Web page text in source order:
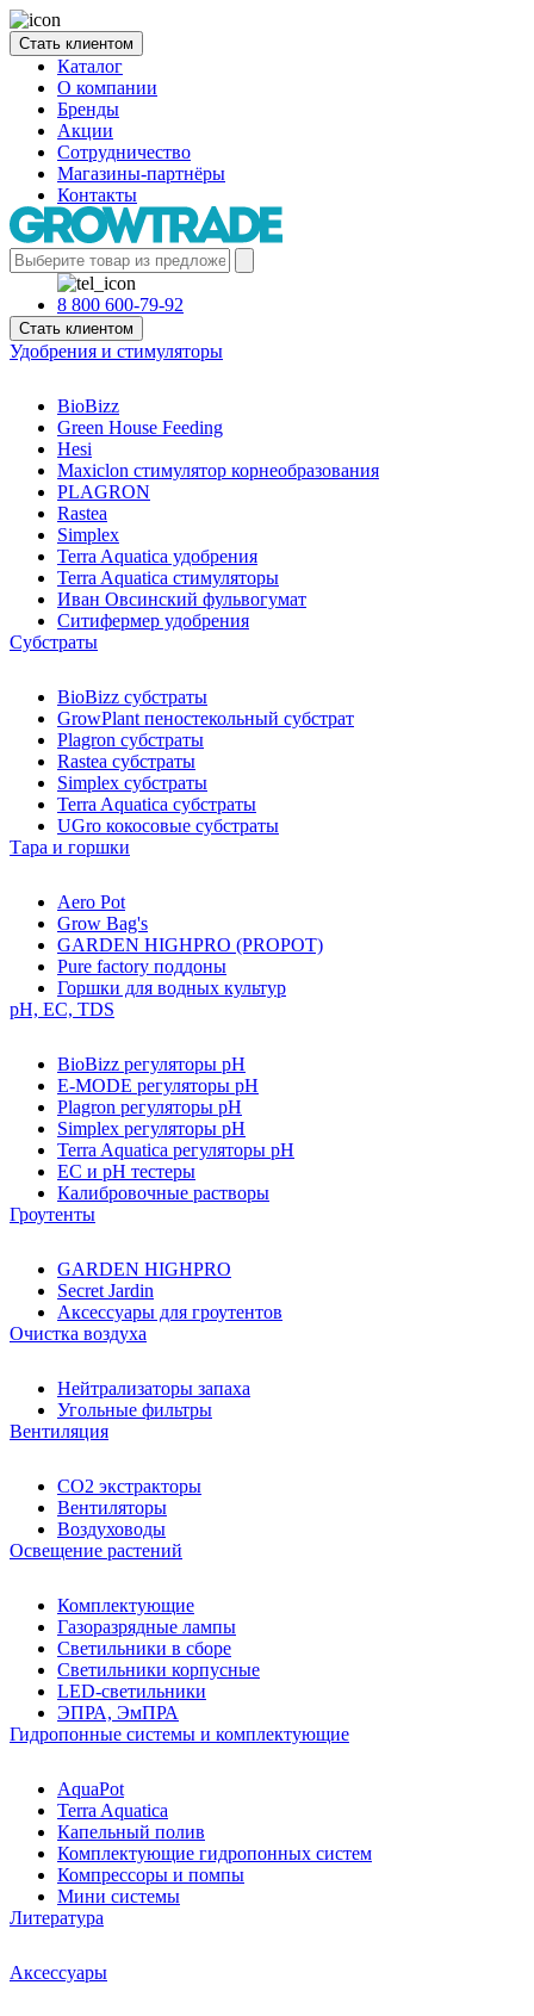
Стать клиентом
Каталог
О компании
Бренды
Акции
Сотрудничество
Магазины-партнёры
Контакты
8 800 600-79-92
Стать клиентом
Удобрения и стимуляторы
BioBizz
Green House Feeding
Hesi
Maxiclon стимулятор корнеобразования
PLAGRON
Rastea
Simplex
Terra Aquatica удобрения
Terra Aquatica стимуляторы
Иван Овсинский фульвогумат
Ситифермер удобрения
Субстраты
BioBizz cубстраты
GrowPlant пеностекольный субстрат
Plagron cубстраты
Rastea cубстраты
Simplex cубстраты
Terra Aquatica cубстраты
UGro кокосовые субстраты
Тара и горшки
Aero Pot
Grow Bag's
GARDEN HIGHPRO (PROPOT)
Pure factory поддоны
Горшки для водных культур
pH, EC, TDS
BioBizz регуляторы pH
E-MODE регуляторы pH
Plagron регуляторы pH
Simplex регуляторы pH
Terra Aquatica регуляторы pH
EC и pH тестеры
Калибровочные растворы
Гроутенты
GARDEN HIGHPRO
Secret Jardin
Аксессуары для гроутентов
Очистка воздуха
Нейтрализаторы запаха
Угольные фильтры
Вентиляция
CO2 экстракторы
Вентиляторы
Воздуховоды
Освещение растений
Комплектующие
Газоразрядные лампы
Светильники в сборе
Светильники корпусные
LED-светильники
ЭПРА, ЭмПРА
Гидропонные системы и комплектующие
AquaPot
Terra Aquatica
Капельный полив
Комплектующие гидропонных систем
Компрессоры и помпы
Мини системы
Литература
Аксессуары